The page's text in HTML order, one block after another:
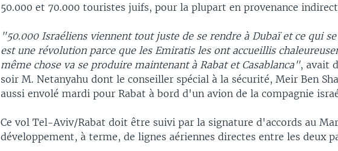
50.000 et 70.000 touristes juifs, pour la plupart en provenance
"50.000 Israéliens viennent tout juste de se rendre à Dubaï et ce qui
est une révolution parce que les Emiratis les ont accueillis
même chose va se produire maintenant à Rabat et Casablanca", avait
soir M. Netanyahu dont le conseiller spécial à la sécurité, Meir Ben
aussi envolé mardi pour Rabat à bord d'un avion de la compagnie
Ce vol Tel-Aviv/Rabat doit être suivi par la signature d'accords au
développement, à terme, de lignes aériennes directes entre les deux